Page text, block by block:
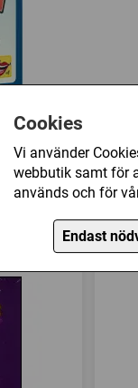
Cookies
Vi använder
webbutik samt för
används och för
Endast
har också